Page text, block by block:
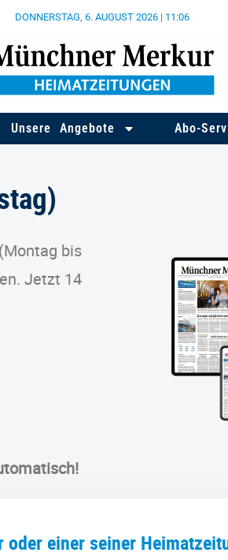
DONNERSTAG, 6. AUGUST 2026 | 11:06
Unsere Angebote Abo-
bis
Jetzt 14
einer seiner